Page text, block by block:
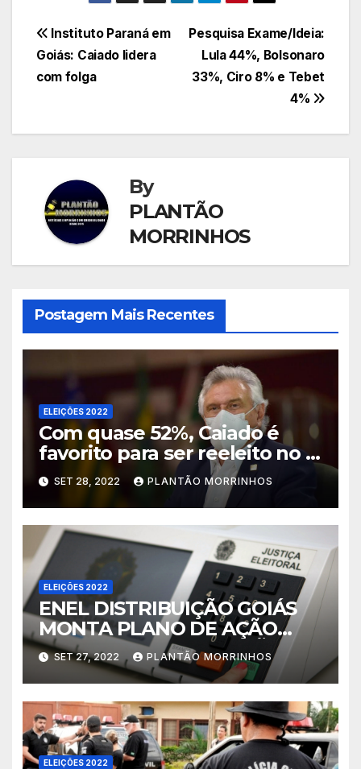
Navegação
de
Pesquisa Exame/Ideia:
Lula 44%, Bolsonaro
33%, Ciro 8% e Tebet
4%
Instituto Paraná em
Goiás: Caiado lidera
com folga
By
PLANTÃO
MORRINHOS
Postagem Mais Recentes
ELEIÇÕES 2022
Com quase 52%, Caiado é
favorito para ser reeleito no 1º
turno em Goiás
SET 28, 2022 PLANTÃO MORRINHOS
ELEIÇÕES 2022
ENEL DISTRIBUIÇÃO GOIÁS
MONTA PLANO DE AÇÃO
PARA O DIA DAS ELEIÇÕES
SET 27, 2022 PLANTÃO MORRINHOS
ELEIÇÕES 2022